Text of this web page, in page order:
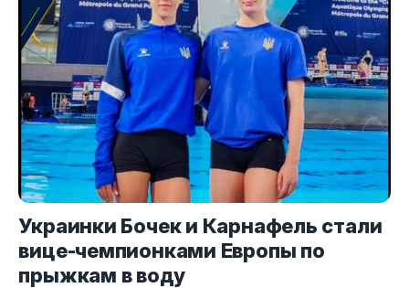
Украинки Бочек и Карнафель стали
вице-чемпионками Европы по
прыжкам в воду